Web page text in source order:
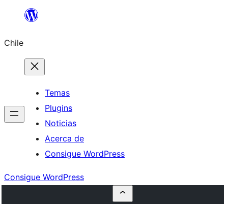
Saltar
contenido
Chile
Temas
Plugins
Noticias
Acerca de
Consigue WordPress
Consigue WordPress